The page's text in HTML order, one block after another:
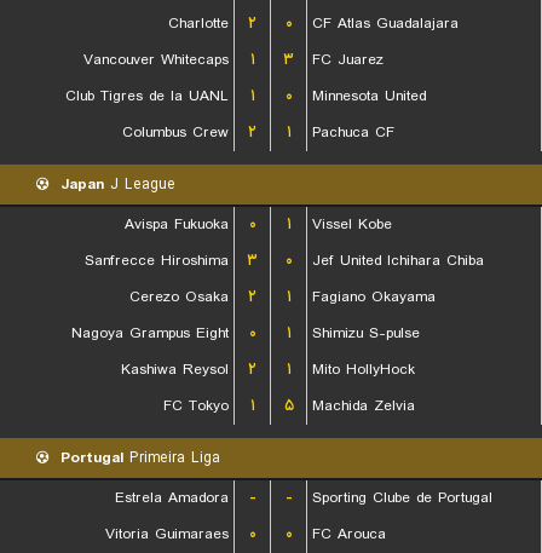
Charlotte
۲ ۰
CF Atlas Guadalajara
Vancouver Whitecaps
۱ ۳
FC Juarez
Club Tigres de la UANL
۱ ۰
Minnesota United
Columbus Crew
۲ ۱ Pachuca CF
Japan J League
Avispa Fukuoka
۰ ۱
Vissel Kobe
Sanfrecce Hiroshima
۳ ۰
Jef United Ichihara Chiba
Cerezo Osaka
۲ ۱
Fagiano Okayama
Nagoya Grampus Eight
۰ ۱
Shimizu S-pulse
Kashiwa Reysol
۲ ۱
Mito HollyHock
FC Tokyo
۱ ۵ Machida Zelvia
Portugal Primeira Liga
Estrela Amadora
- -
Sporting Clube de Portugal
Vitoria Guimaraes
۰ ۰
FC Arouca